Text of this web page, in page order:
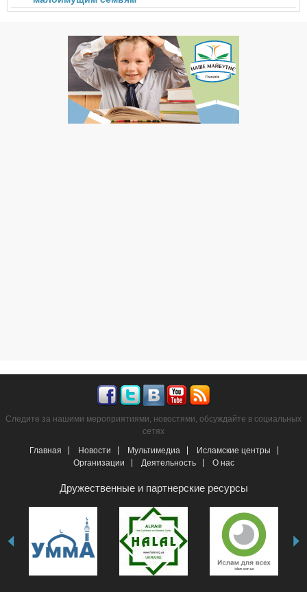
Следите за нашими мероприятиями, новостями, обсуждайте в социальных
сетях
Главная
Новости Мультимедиа
Исламские центры
Организации
Деятельность О нас
Дружественные и партнерские ресурсы